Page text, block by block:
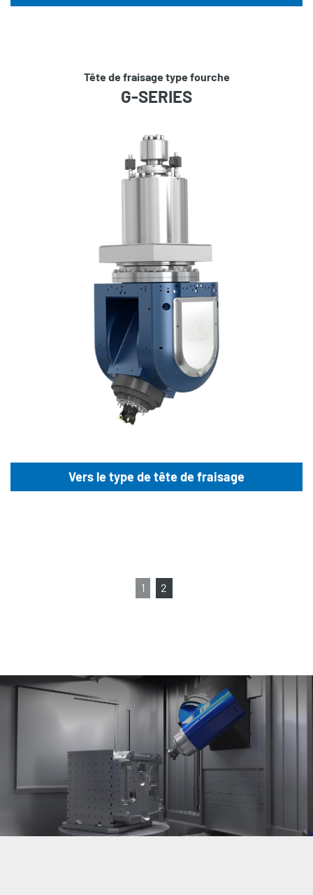
Tête de fraisage type fourche
G-SERIES
Vers le type de tête de fraisage
1 2